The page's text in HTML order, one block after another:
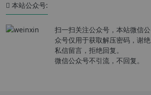
本站公众号:
扫一扫关注公众号，本站微信公
众号仅用于获取解压密码，谢绝
私信留言，拒绝回复。
微信公众号不引流，不回复。